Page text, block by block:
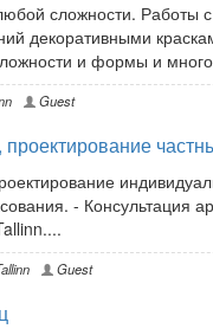
сложности. Работы
декоративными
и формы и
Guest
- Консультация
Guest